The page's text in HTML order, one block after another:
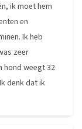
ik moet hem
en
Ik heb
zeer
hond weegt 32
denk dat ik